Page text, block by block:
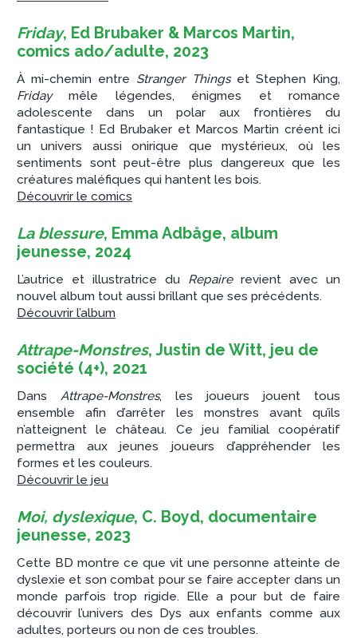
Friday, Ed Brubaker & Marcos Martin,
comics ado/adulte, 2023
À mi-chemin entre Stranger Thingset Stephen King,
Fridaymêle légendes, énigmes et romance
adolescente dans un polar aux frontières du
fantastique ! Ed Brubaker et Marcos Martin créent ici
un univers aussi onirique que mystérieux, où les
sentiments sont peut-être plus dangereux que les
créatures maléfiques qui hantent les bois.
Découvrir le comics
La blessure, Emma Adbåge, album
jeunesse, 2024
L’autrice et illustratrice du Repairerevient avec un
nouvel album tout aussi brillant que ses précédents.
Découvrir l’album
Attrape-Monstres, Justin de Witt, jeu de
société (4+), 2021
Dans Attrape-Monstres, les joueurs jouent tous
ensemble afin d’arrêter les monstres avant qu’ils
n’atteignent le château. Ce jeu familial coopératif
permettra aux jeunes joueurs d’appréhender les
formes et les couleurs.
Découvrir le jeu
Moi, dyslexique, C. Boyd, documentaire
jeunesse, 2023
Cette BD montre ce que vit une personne atteinte de
dyslexie et son combat pour se faire accepter dans un
monde parfois trop rigide. Elle a pour but de faire
découvrir l’univers des Dys aux enfants comme aux
adultes, porteurs ou non de ces troubles.